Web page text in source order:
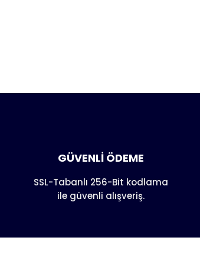
GÜVENLİ ÖDEME
SSL-Tabanlı 256-Bit kodlama
ile güvenli alışveriş.